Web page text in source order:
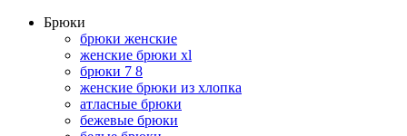
Брюки
брюки женские
женские брюки xl
брюки 7 8
женские брюки из хлопка
атласные брюки
бежевые брюки